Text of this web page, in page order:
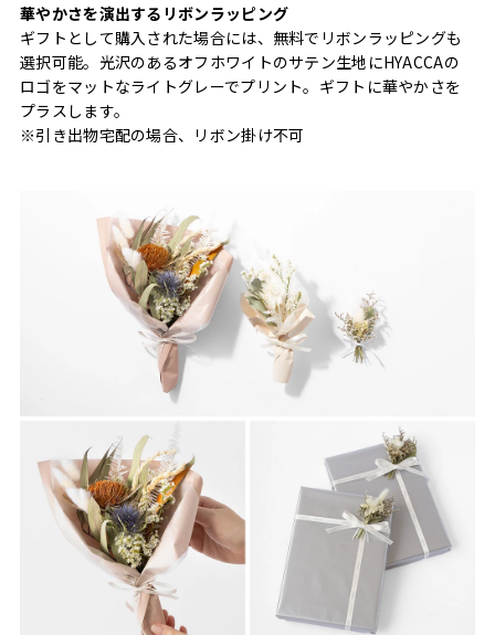
華やかさを演出するリボンラッピング
ギフトとして購入された場合には、無料でリボンラッピングも
選択可能。光沢のあるオフホワイトのサテン生地にHYACCAの
ロゴをマットなライトグレーでプリント。ギフトに華やかさを
プラスします。
※引き出物宅配の場合、リボン掛け不可